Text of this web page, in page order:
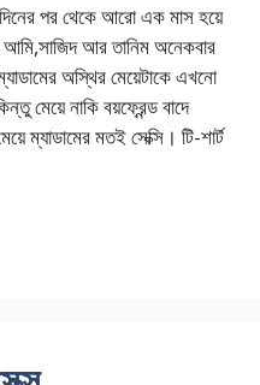
পর থেকে আরো এক মাস হয়ে
আর তানিম অনেকবার
অস্থির মেয়েটাকে এখনো
মেয়ে নাকি বয়ফ্রেন্ড বাদে
ম্যাডামের মতই সেক্সি। টি-শার্ট